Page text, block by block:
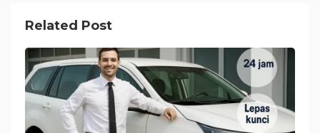
Related Post